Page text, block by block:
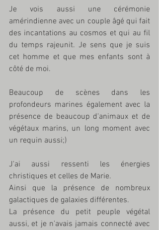
Je vois aussi une cérémonie
amérindienne avec un couple âgé qui fait
des incantations au cosmos et qui au fil
du temps rajeunit. Je sens que je suis
cet homme et que mes enfants sont à
côté de moi.
Beaucoup de scènes dans les
profondeurs marines également avec la
présence de beaucoup d'animaux et de
végétaux marins, un long moment avec
un requin aussi;)
J'ai aussi ressenti les énergies
christiques et celles de Marie.
Ainsi que la présence de nombreux
galactiques de galaxies différentes.
La présence du petit peuple végétal
aussi, et je n'avais jamais connecté avec